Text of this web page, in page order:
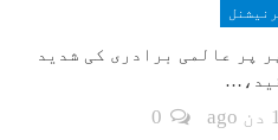
پر عالمی برادری کی شدید
1 دن ago